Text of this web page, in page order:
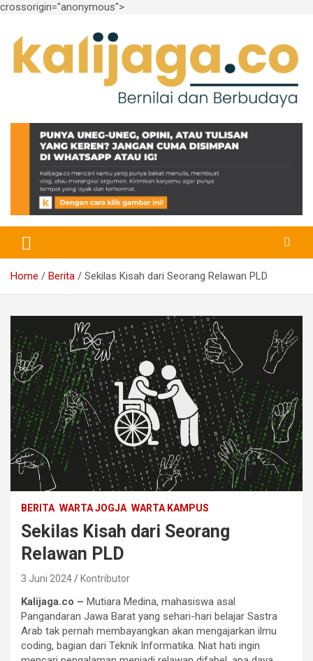
crossorigin="anonymous">
content
kalijaga.co
Home Berita Sekilas Kisah dari Seorang Relawan PLD
BERITA WARTA JOGJA WARTA KAMPUS
Sekilas Kisah dari Seorang
Relawan PLD
3 Juni 2024 Kontributor
Kalijaga.co – Mutiara Medina, mahasiswa asal
Pangandaran Jawa Barat yang sehari-hari belajar Sastra
Arab tak pernah membayangkan akan mengajarkan ilmu
coding, bagian dari Teknik Informatika. Niat hati ingin